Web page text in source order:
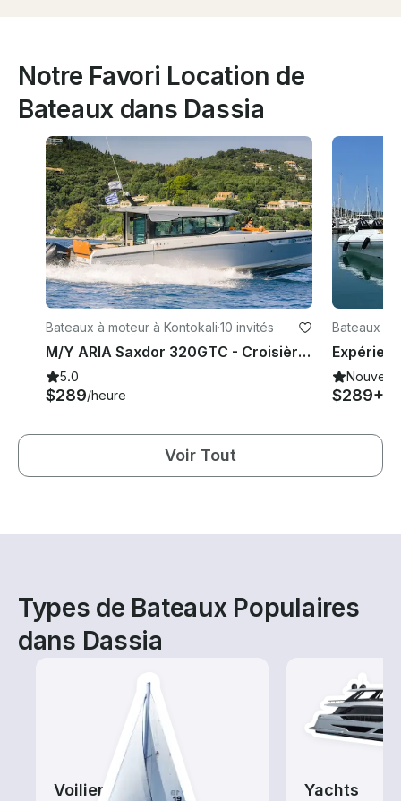
Notre Favori Location de
Bateaux dans Dassia
Bateaux à moteur à Kontokali·10 invités
M/Y ARIA Saxdor 320GTC - Croisières privées quotidiennes vers la côte de Corfou et Paxos/Antipaxos
5.0
$289/heure
Bateaux à
Nouveau
$289+
Voir Tout
Types de Bateaux Populaires
dans Dassia
Voiliers Yachts